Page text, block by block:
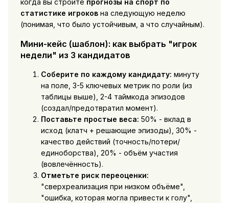
статистике игроковна следующую неделю
(понимая, что было устойчивым, а что случайным).
Мини-кейс (шаблон): как выбрать "игрок
недели" из 3 кандидатов
Соберите по каждому кандидату: минуту
на поле, 3-5 ключевых метрик по роли (из
таблицы выше), 2-4 таймкода эпизодов
(создал/предотвратил момент).
Поставьте простые веса: 50% - вклад в
исход (клатч + решающие эпизоды), 30% -
качество действий (точность/потери/
единоборства), 20% - объём участия
(вовлечённость).
Отметьте риск переоценки:
"сверхреализация при низком объёме",
"ошибка, которая могла привести к голу",